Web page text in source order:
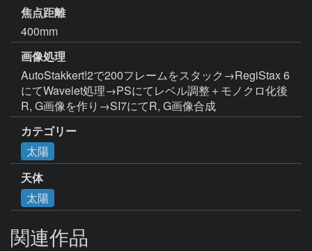
焦点距離
400mm
画像処理
AutoStakkert!2で200フレームをスタック→RegiStax 6
にてWavelet処理→PSにてレベル調整＋モノクロ化後
R, G画像を作り→SI7にてR, G画像合成
カテゴリー
太陽
天体
太陽
関連作品